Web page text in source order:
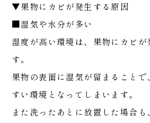
▼果物にカビが発生する原因
■湿気や水分が多い
湿度が高い環境は、果物にカビ
す。
果物の表面に湿気が留まること
すい環境となってしまいます。
また洗ったあとに放置した場合